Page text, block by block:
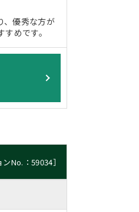
、優秀な方が
めです。
ンNo.：59034］